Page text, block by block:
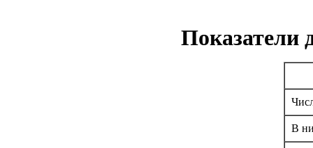
Показатели
В